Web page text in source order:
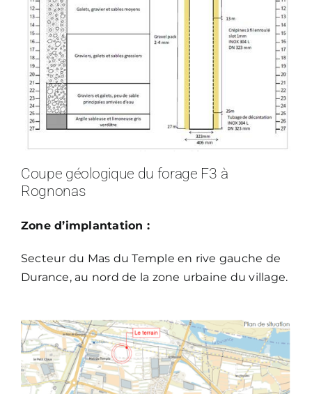
Coupe géologique du forage F3 à
Rognonas
Zone d’implantation :
Secteur du Mas du Temple en rive gauche de
Durance, au nord de la zone urbaine du village.